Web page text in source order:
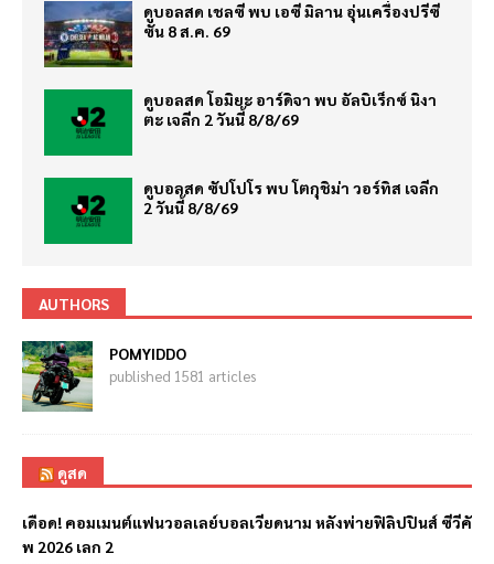
ดูบอลสด เชลซี พบ เอซี มิลาน อุ่นเครื่องปรีซี
ซั่น 8 ส.ค. 69
ดูบอลสด โอมิยะ อาร์ดิจา พบ อัลบิเร็กซ์ นิงา
ตะ เจลีก 2 วันนี้ 8/8/69
ดูบอลสด ซัปโปโร พบ โตกุชิม่า วอร์ทิส เจลีก
2 วันนี้ 8/8/69
AUTHORS
POMYIDDO
published 1581 articles
ดูสด
เดือด! คอมเมนต์แฟนวอลเลย์บอลเวียดนาม หลังพ่ายฟิลิปปินส์ ซีวีคั
พ 2026 เลก 2